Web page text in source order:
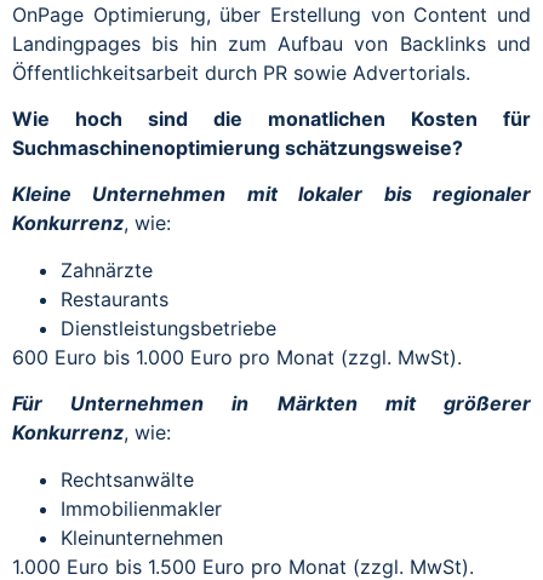
OnPage Optimierung, über Erstellung von Content und
Landingpages bis hin zum Aufbau von Backlinks und
Öffentlichkeitsarbeit durch PR sowie Advertorials.
Wie hoch sind die monatlichen Kosten für
Suchmaschinenoptimierung schätzungsweise?
Kleine Unternehmen mit lokaler bis regionaler
Konkurrenz, wie:
Zahnärzte
Restaurants
Dienstleistungsbetriebe
600 Euro bis 1.000 Euro pro Monat (zzgl. MwSt).
Für Unternehmen in Märkten mit größerer
Konkurrenz, wie:
Rechtsanwälte
Immobilienmakler
Kleinunternehmen
1.000 Euro bis 1.500 Euro pro Monat (zzgl. MwSt).